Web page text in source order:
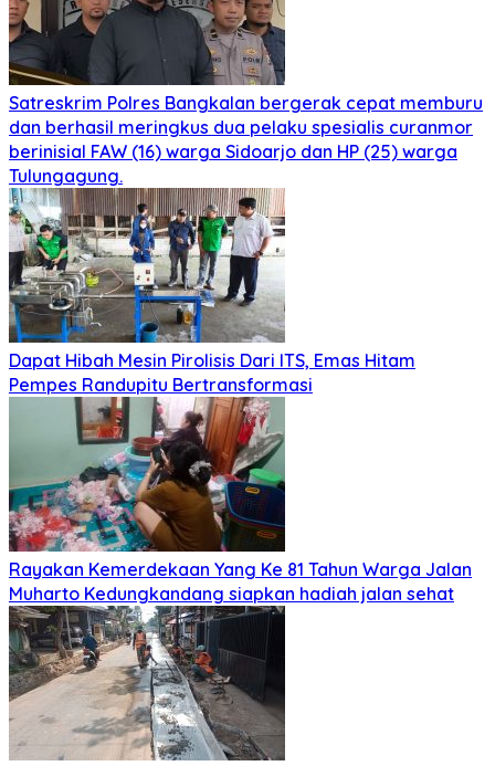
Satreskrim Polres Bangkalan bergerak cepat memburu
dan berhasil meringkus dua pelaku spesialis curanmor
berinisial FAW (16) warga Sidoarjo dan HP (25) warga
Tulungagung.
Dapat Hibah Mesin Pirolisis Dari ITS, Emas Hitam
Pempes Randupitu Bertransformasi
Rayakan Kemerdekaan Yang Ke 81 Tahun Warga Jalan
Muharto Kedungkandang siapkan hadiah jalan sehat